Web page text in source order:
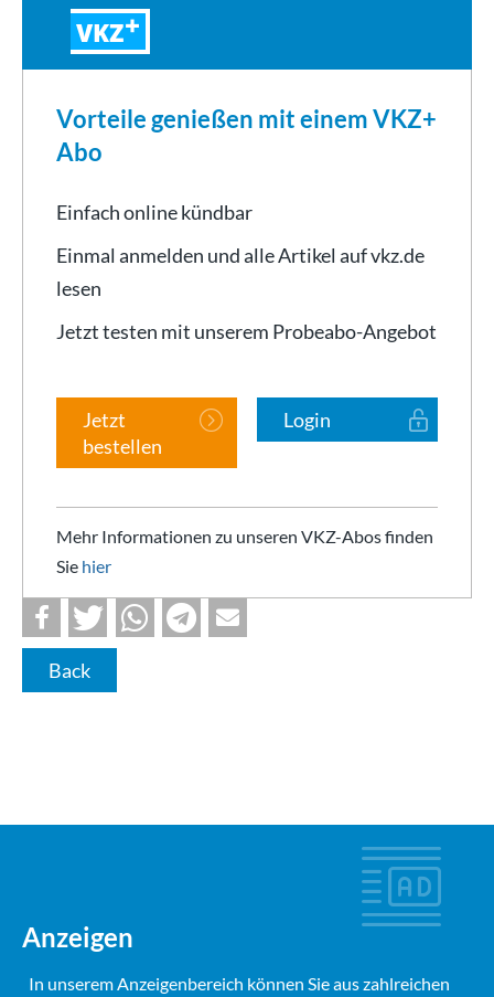
VKZ
Vorteile genießen mit einem VKZ+
Abo
Einfach online kündbar
Einmal anmelden und alle Artikel auf vkz.de
lesen
Jetzt testen mit unserem Probeabo-Angebot
Jetzt
bestellen
Login
Mehr Informationen zu unseren VKZ-Abos finden
Sie hier
Back
Anzeigen
In unserem Anzeigenbereich können Sie aus zahlreichen